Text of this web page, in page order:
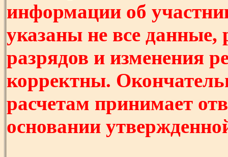
информации об
указаны не все
разрядов и изменения
корректны.
расчетам принимает
основании